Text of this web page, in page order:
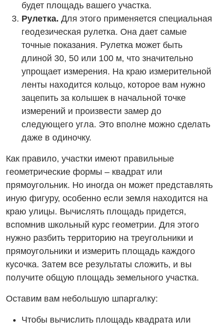
будет площадь вашего участка.
Рулетка. Для этого применяется специальная
геодезическая рулетка. Она дает самые
точные показания. Рулетка может быть
длиной 30, 50 или 100 м, что значительно
упрощает измерения. На краю измерительной
ленты находится кольцо, которое вам нужно
зацепить за колышек в начальной точке
измерений и произвести замер до
следующего угла. Это вполне можно сделать
даже в одиночку.
Как правило, участки имеют правильные
геометрические формы – квадрат или
прямоугольник. Но иногда он может представлять
иную фигуру, особенно если земля находится на
краю улицы. Вычислять площадь придется,
вспомнив школьный курс геометрии. Для этого
нужно разбить территорию на треугольники и
прямоугольники и измерить площадь каждого
кусочка. Затем все результаты сложить, и вы
получите общую площадь земельного участка.
Оставим вам небольшую шпаргалку:
Чтобы вычислить площадь квадрата или